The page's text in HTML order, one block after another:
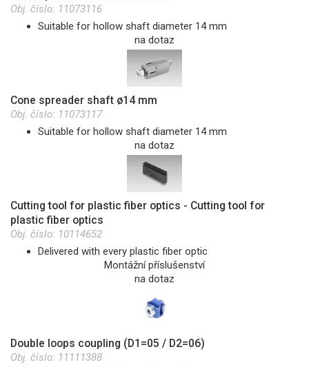
Obj. číslo: 11073116
Suitable for hollow shaft diameter 14 mm
na dotaz
Cone spreader shaft ø14 mm
Obj. číslo: 11073117
Suitable for hollow shaft diameter 14 mm
na dotaz
Cutting tool for plastic fiber optics - Cutting tool for
plastic fiber optics
Obj. číslo: 10114652
Delivered with every plastic fiber optic
Montážní příslušenství
na dotaz
Double loops coupling (D1=05 / D2=06)
Obj. číslo: 11111388